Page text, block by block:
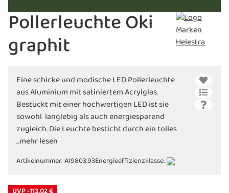
Pollerleuchte Oki
graphit
Eine schicke und modische LED Pollerleuchte
aus Aluminium mit satiniertem Acrylglas.
Bestückt mit einer hochwertigen LED ist sie
sowohl langlebig als auch energiesparend
zugleich. Die Leuchte besticht durch ein tolles
Design und ein wunderschönes Licht.
...mehr lesen
Artikelnummer:A19803.93Energieeffizienzklasse: